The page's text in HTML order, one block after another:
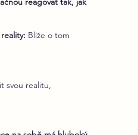
Blíže o tom
svou realitu,